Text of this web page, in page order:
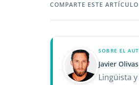
COMPARTE ESTE ARTÍCULO
SOBRE EL
Javier
Lingüista